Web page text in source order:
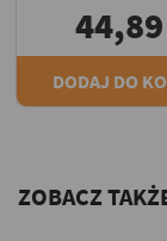
44,89
DODAJ DO
ZOBACZ